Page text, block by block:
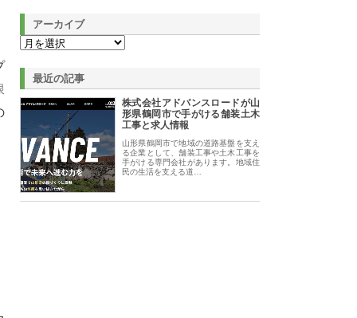
アーカイブ
最近の記事
株式会社アドバンスロードが山
形県鶴岡市で手がける舗装土木
工事と求人情報
山形県鶴岡市で地域の道路基盤を支え
る企業として、舗装工事や土木工事を
手がける専門会社があります。地域住
民の生活を支える道…